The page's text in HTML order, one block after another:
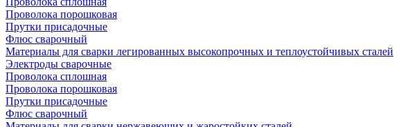
Проволока порошковая
Прутки присадочные
Флюс сварочный
Материалы для сварки легированных высокопрочных и теплоустойчивых сталей
Электроды сварочные
Проволока сплошная
Проволока порошковая
Прутки присадочные
Флюс сварочный